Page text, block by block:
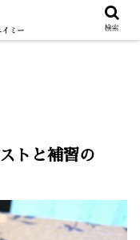
トと補習の
検索